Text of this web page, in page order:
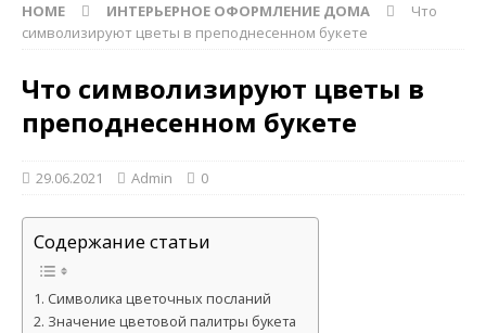
HOME ИНТЕРЬЕРНОЕ ОФОРМЛЕНИЕ ДОМА
Что
символизируют цветы в преподнесенном букете
Что символизируют цветы в
преподнесенном букете
29.06.2021 Admin 0
Содержание статьи
Символика цветочных посланий
Значение цветовой палитры букета